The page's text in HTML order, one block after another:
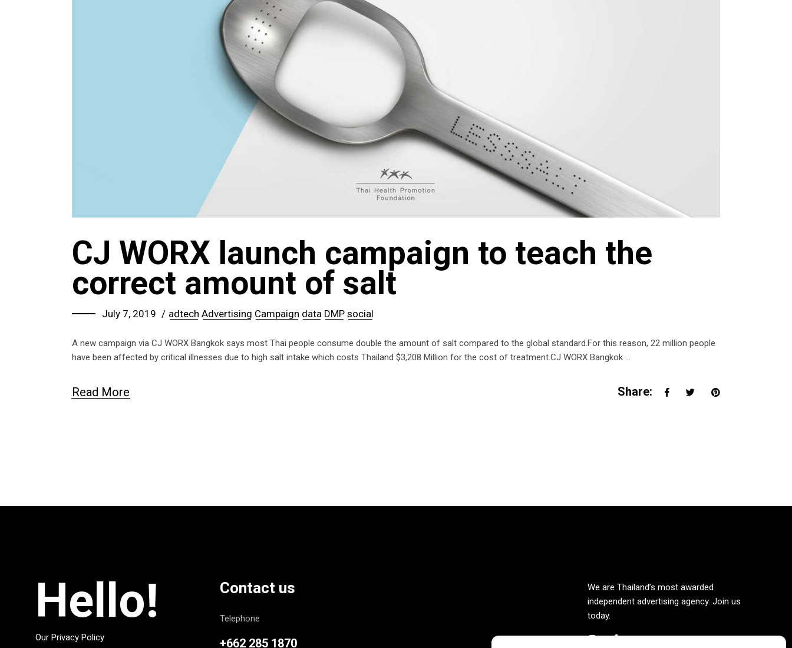
CJ WORX launch campaign to teach the
correct amount of salt
July 7, 2019 adtech Advertising Campaign data DMP social
A new campaign via CJ WORX Bangkok says most Thai people consume double the amount of salt compared to the global standard.For this reason, 22 million people
have been affected by critical illnesses due to high salt intake which costs Thailand $3,208 Million for the cost of treatment.CJ WORX Bangkok
Read More Share:
Hello!
Our Privacy Policy
Contact us
Telephone
+662 285 1870
We are Thailand’s most awarded
independent advertising agency. Join us
today.